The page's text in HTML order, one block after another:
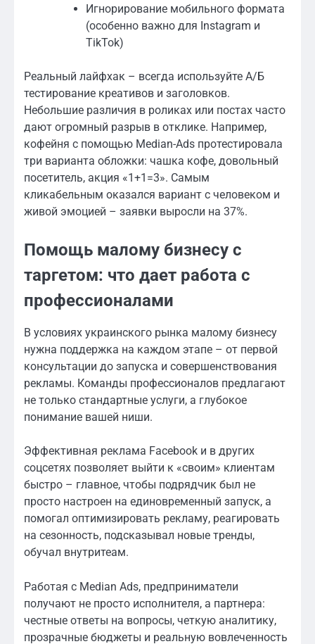
Игнорирование мобильного формата
(особенно важно для Instagram и
TikTok)
Реальный лайфхак – всегда используйте А/Б
тестирование креативов и заголовков.
Небольшие различия в роликах или постах часто
дают огромный разрыв в отклике. Например,
кофейня с помощью Median-Ads протестировала
три варианта обложки: чашка кофе, довольный
посетитель, акция «1+1=3». Самым
кликабельным оказался вариант с человеком и
живой эмоцией – заявки выросли на 37%.
Помощь малому бизнесу с
таргетом: что дает работа с
профессионалами
В условиях украинского рынка малому бизнесу
нужна поддержка на каждом этапе – от первой
консультации до запуска и совершенствования
рекламы. Команды профессионалов предлагают
не только стандартные услуги, а глубокое
понимание вашей ниши.
Эффективная реклама Facebook и в других
соцсетях позволяет выйти к «своим» клиентам
быстро – главное, чтобы подрядчик был не
просто настроен на единовременный запуск, а
помогал оптимизировать рекламу, реагировать
на сезонность, подсказывал новые тренды,
обучал внутритеам.
Работая с Median Ads, предприниматели
получают не просто исполнителя, а партнера:
честные ответы на вопросы, четкую аналитику,
прозрачные бюджеты и реальную вовлеченность